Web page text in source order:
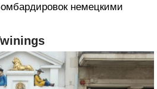
немецкими